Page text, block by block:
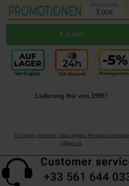
3,00€
Lieferung frei von 199€1
Ich habe gesehen, dass dieses Produkt anderswo
billiger ist.